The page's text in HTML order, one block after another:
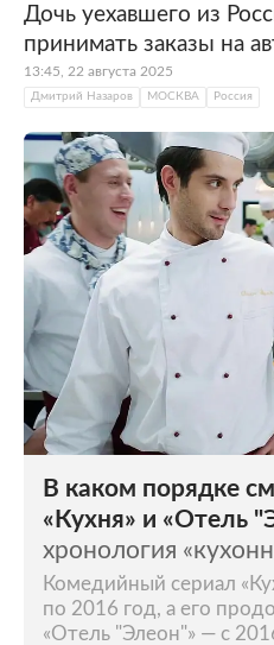
Дочь уехавшего из
принимать заказы на
13:45, 22 августа 2025
Дмитрий Назаров МОСКВА Россия
В каком порядке
«Кухня» и «Отель
хронология
Комедийный сериал
по 2016 год, а его
«Отель "Элеон"» — с